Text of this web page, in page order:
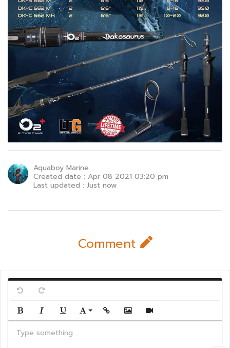
Aquaboy Marine
Created date : Apr 08 2021 03:20 pm
Last updated : Just now
Comment
Bold Italic UnderlineFont Family
Insert LinkInsert ImageInsert Video
Type something